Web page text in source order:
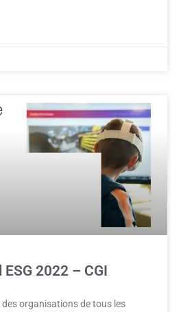
2022 – CGI
organisations de tous les